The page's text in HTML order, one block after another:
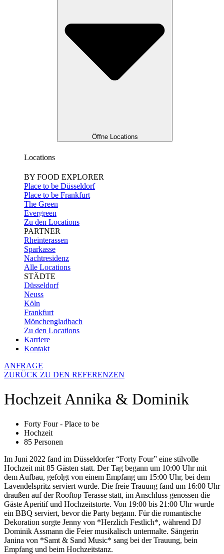
Öffne Locations
Locations
BY FOOD EXPLORER
Place to be Düsseldorf
Place to be Frankfurt
The Green
Evergreen
Zu den Locations
PARTNER
Rheinterassen
Sparkasse
Nachtresidenz
Alle Locations
STÄDTE
Düsseldorf
Neuss
Köln
Frankfurt
Mönchengladbach
Zu den Locations
Karriere
Kontakt
ANFRAGE
ZURÜCK ZU DEN REFERENZEN
Hochzeit Annika & Dominik
Forty Four - Place to be
Hochzeit
85 Personen
Im Juni 2022 fand im Düsseldorfer “Forty Four” eine stilvolle
Hochzeit mit 85 Gästen statt. Der Tag begann um 10:00 Uhr mit
dem Aufbau, gefolgt von einem Empfang um 15:00 Uhr, bei dem
Lavendelspritz serviert wurde. Die freie Trauung fand um 16:00 Uhr
draußen auf der Rooftop Terasse statt, im Anschluss genossen die
Gäste Aperitif und Hochzeitstorte. Von 19:00 bis 21:00 Uhr wurde
ein BBQ serviert, bevor die Party begann. Für die romantische
Dekoration sorgte Jenny von *Herzlich Festlich*, während DJ
Dominik Assmann die Feier musikalisch untermalte. Sängerin
Janina von *Samt & Sand Music* sang bei der Trauung, bein
Empfang und beim Hochzeitstanz.